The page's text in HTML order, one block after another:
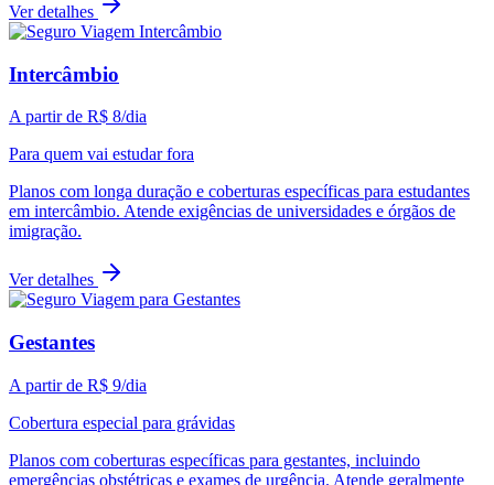
Ver detalhes
Intercâmbio
A partir de R$ 8/dia
Para quem vai estudar fora
Planos com longa duração e coberturas específicas para estudantes
em intercâmbio. Atende exigências de universidades e órgãos de
imigração.
Ver detalhes
Gestantes
A partir de R$ 9/dia
Cobertura especial para grávidas
Planos com coberturas específicas para gestantes, incluindo
emergências obstétricas e exames de urgência. Atende geralmente